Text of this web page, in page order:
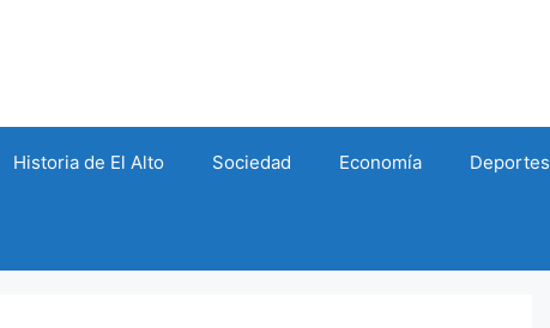
Historia de El Alto Sociedad Economía Deportes